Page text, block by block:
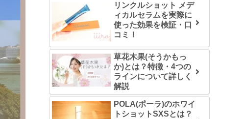
リンクルショット メデ
ィカルセラムを実際に
使った効果を検証・口
コミ！
草花木果(そうかもっ
か)とは？特徴・4つの
ラインについて詳しく
解説
POLA(ポーラ)のホワイ
トショットSXSとは？